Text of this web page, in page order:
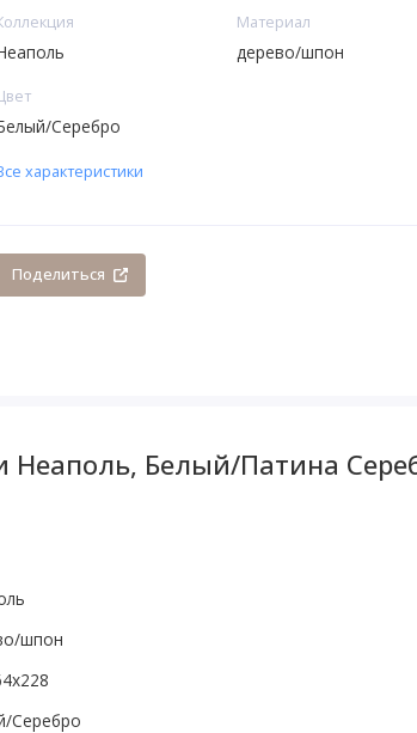
Материал
дерево/шпон
Серебро
характеристики
Поделиться
Белый/Патина
шпон
Серебро